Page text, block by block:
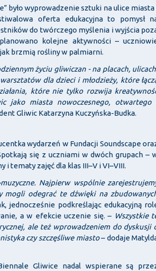
było wyprowadzenie sztuki na ulice miasta
oferta edukacyjna to pomysł
do twórczego myślenia i wyjścia
kolejne aktywności –
brzmią rośliny w palmiarni.
życiu gliwiczan - na placach,
dla dzieci i młodzieży, które
które nie tylko rozwija
jako miasta nowoczesnego, otwartego
Gliwic Katarzyna Kuczyńska-Budka.
wydarzeń w Fundacji Soundscape
się z uczniami w dwóch grupach –
tematy zajęć dla klas III–V i VI–VIII.
Najpierw wspólnie
mogli odegrać te dźwięki na
jednocześnie podkreślając edukacyjną
a w efekcie uczenie się. – Wszystkie
ale też wprowadzeniem do dyskusji
czy szczęśliwe miasto– dodaje
Gliwice nadal wspierane są